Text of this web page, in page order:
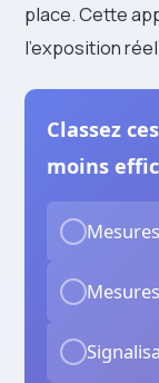
place. Cette
l’exposition
Classez
moins